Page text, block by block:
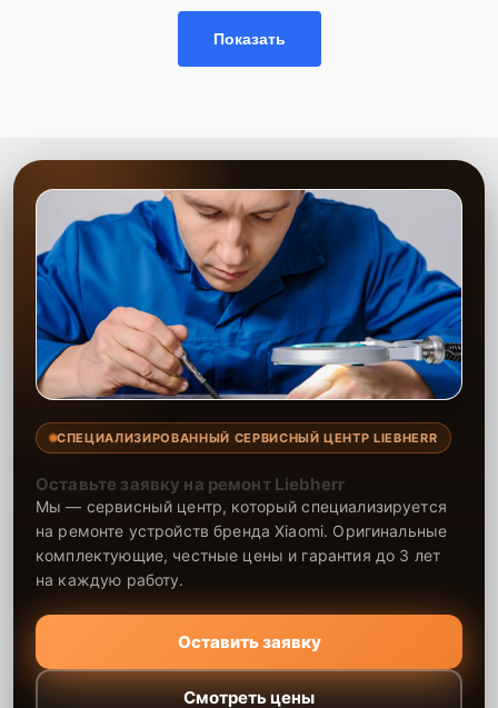
Показать
СПЕЦИАЛИЗИРОВАННЫЙ СЕРВИСНЫЙ ЦЕНТР LIEBHERR
Оставьте заявку на ремонт Liebherr
Мы — сервисный центр, который специализируется
на ремонте устройств бренда Xiaomi. Оригинальные
комплектующие, честные цены и гарантия до 3 лет
на каждую работу.
Оставить заявку
Смотреть цены